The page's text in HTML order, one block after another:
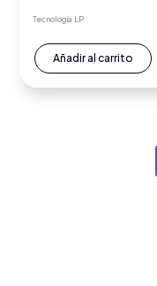
Tecnología LP
Añadir al carrito